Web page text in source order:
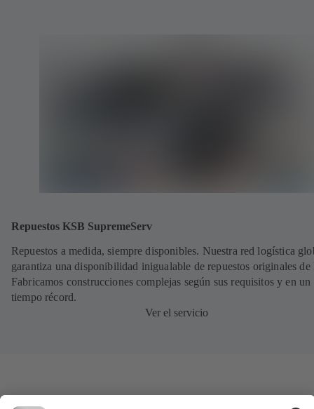
Repuestos KSB SupremeServ
Repuestos a medida, siempre disponibles. Nuestra red logística
garantiza una disponibilidad inigualable de repuestos originales
Fabricamos construcciones complejas según sus requisitos y en un
tiempo récord.
Ver el servicio